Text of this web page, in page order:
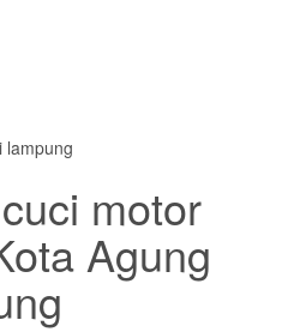
motor
Agung